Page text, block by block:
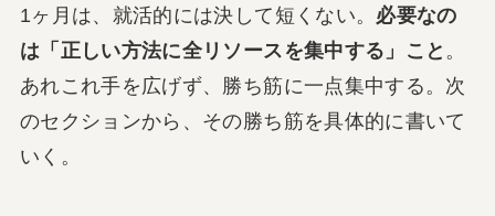
1ヶ月は、就活的には決して短くない。 必要なの
は「正しい方法に全リソースを集中する」こと 。
あれこれ手を広げず、勝ち筋に一点集中する。次
のセクションから、その勝ち筋を具体的に書いて
いく。